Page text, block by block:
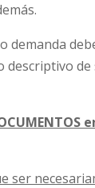
demanda
ser